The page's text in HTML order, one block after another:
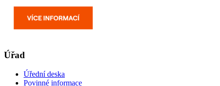
Úřad
Úřední deska
Povinné informace